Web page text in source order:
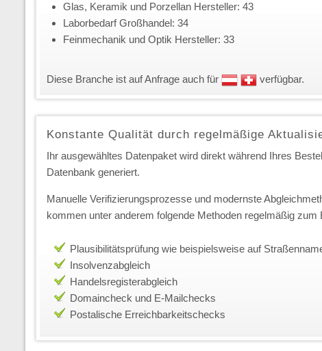
Glas, Keramik und Porzellan Hersteller: 43
Laborbedarf Großhandel: 34
Feinmechanik und Optik Hersteller: 33
Diese Branche ist auf Anfrage auch für verfügbar.
Konstante Qualität durch regelmäßige
Ihr ausgewähltes Datenpaket wird direkt während Ihres
Datenbank generiert.
Manuelle Verifizierungsprozesse und modernste
kommen unter anderem folgende Methoden regelmäßig zum
Plausibilitätsprüfung wie beispielsweise auf
Insolvenzabgleich
Handelsregisterabgleich
Domaincheck und E-Mailchecks
Postalische Erreichbarkeitschecks